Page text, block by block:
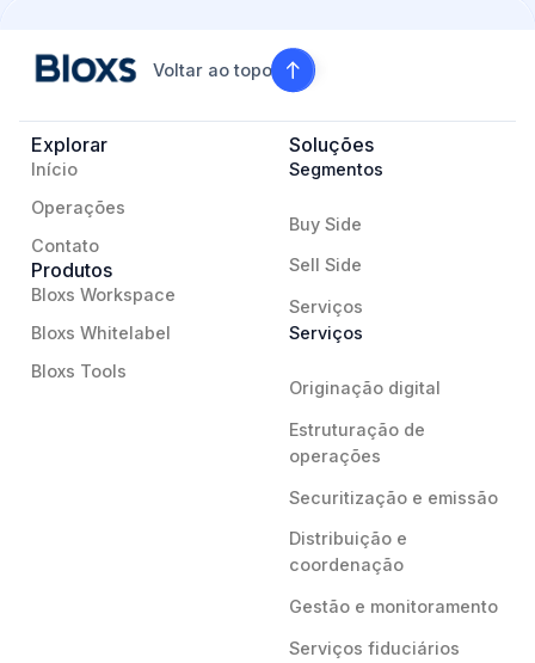
Voltar ao topo
Explorar
Início
Operações
Contato
Produtos
Bloxs Workspace
Bloxs Whitelabel
Bloxs Tools
Soluções
Segmentos
Buy Side
Sell Side
Serviços
Serviços
Originação digital
Estruturação de
operações
Securitização e emissão
Distribuição e
coordenação
Gestão e monitoramento
Serviços fiduciários